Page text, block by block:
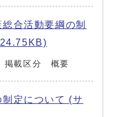
合活動要綱の制
掲載区分 概要
定について (サ